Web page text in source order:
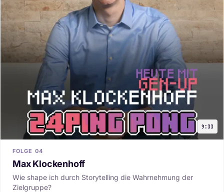
9:33
FOLGE 04
Max Klockenhoff
Wie shape ich durch Storytelling die Wahrnehmung der
Zielgruppe?